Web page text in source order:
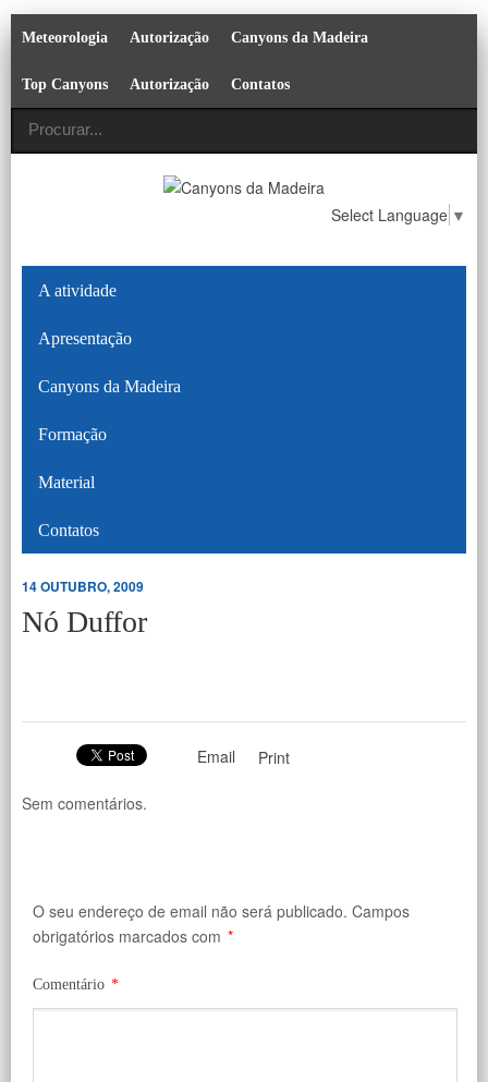
Meteorologia Autorização Canyons da Madeira
Top Canyons Autorização Contatos
Select Language ▼
A atividade
Apresentação
Canyons da Madeira
Formação
Material
Contatos
14 OUTUBRO, 2009
Nó Duffor
Email Print
Sem comentários.
O seu endereço de email não será publicado. Campos
obrigatórios marcados com *
Comentário *